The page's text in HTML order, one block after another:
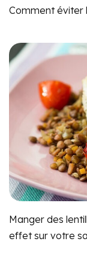
Comment éviter
Manger des
effet sur votre